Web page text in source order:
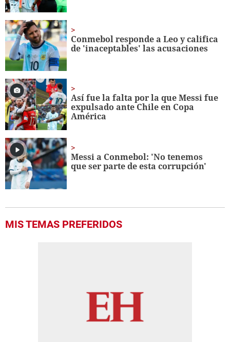
Conmebol responde a Leo y califica
de 'inaceptables' las acusaciones
Así fue la falta por la que Messi fue
expulsado ante Chile en Copa
América
Messi a Conmebol: 'No tenemos
que ser parte de esta corrupción'
MIS TEMAS PREFERIDOS